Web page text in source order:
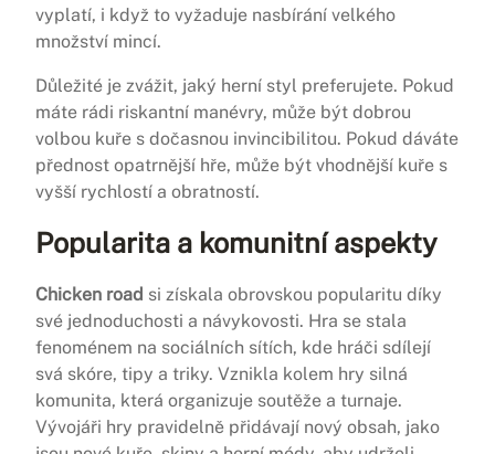
vyplatí, i když to vyžaduje nasbírání velkého
množství mincí.
Důležité je zvážit, jaký herní styl preferujete. Pokud
máte rádi riskantní manévry, může být dobrou
volbou kuře s dočasnou invincibilitou. Pokud dáváte
přednost opatrnější hře, může být vhodnější kuře s
vyšší rychlostí a obratností.
Popularita a komunitní aspekty
Chicken road si získala obrovskou popularitu díky
své jednoduchosti a návykovosti. Hra se stala
fenoménem na sociálních sítích, kde hráči sdílejí
svá skóre, tipy a triky. Vznikla kolem hry silná
komunita, která organizuje soutěže a turnaje.
Vývojáři hry pravidelně přidávají nový obsah, jako